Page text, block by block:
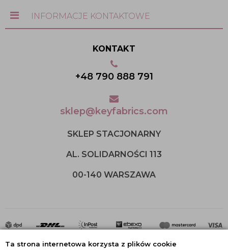
Ta strona internetowa korzysta z plików cookie
INFORMACJE KONTAKTOWE
KONTAKT
+48 790 888 791
sklep@keyfabrics.com
SKLEP STACJONARNY
AL. SOLIDARNOŚCI 113
00-140 WARSZAWA